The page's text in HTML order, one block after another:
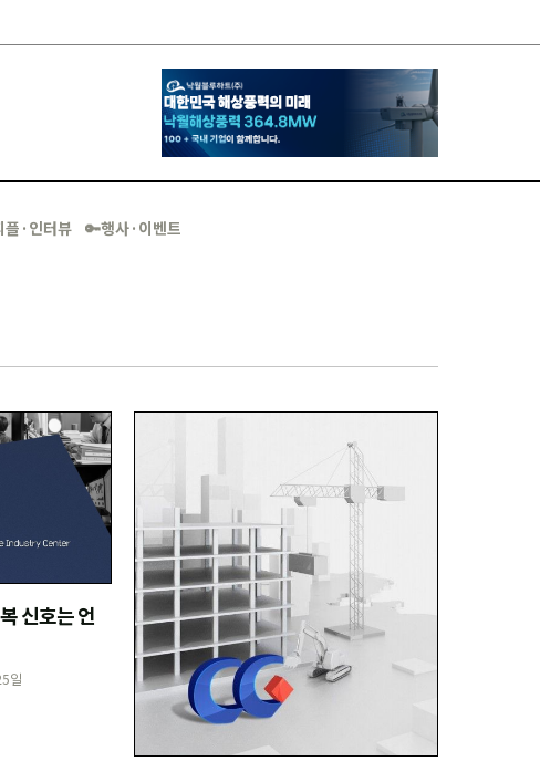
플·인터뷰 🔑행사·이벤트
신호는 언
일